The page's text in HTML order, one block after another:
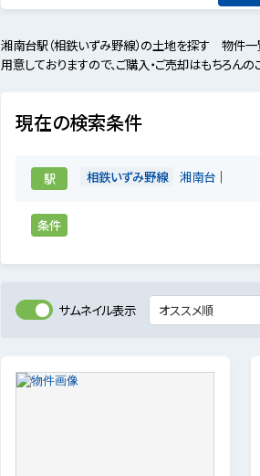
湘南台駅（相鉄いずみ野線）の土地を探す 物件
用意しておりますので、ご購入・ご売却はもちろん
現在の検索条件
駅 相鉄いずみ野線 湘南台
条件
サムネイル表示